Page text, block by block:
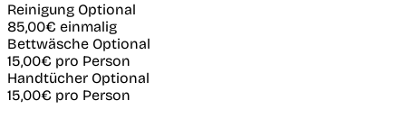
Reinigung Optional
85,00€ einmalig
Bettwäsche Optional
15,00€ pro Person
Handtücher Optional
15,00€ pro Person